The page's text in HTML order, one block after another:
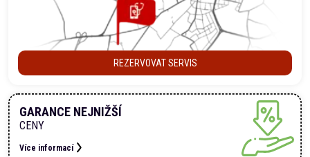
REZERVOVAT SERVIS
GARANCE NEJNIŽŠÍ
CENY
Více informací